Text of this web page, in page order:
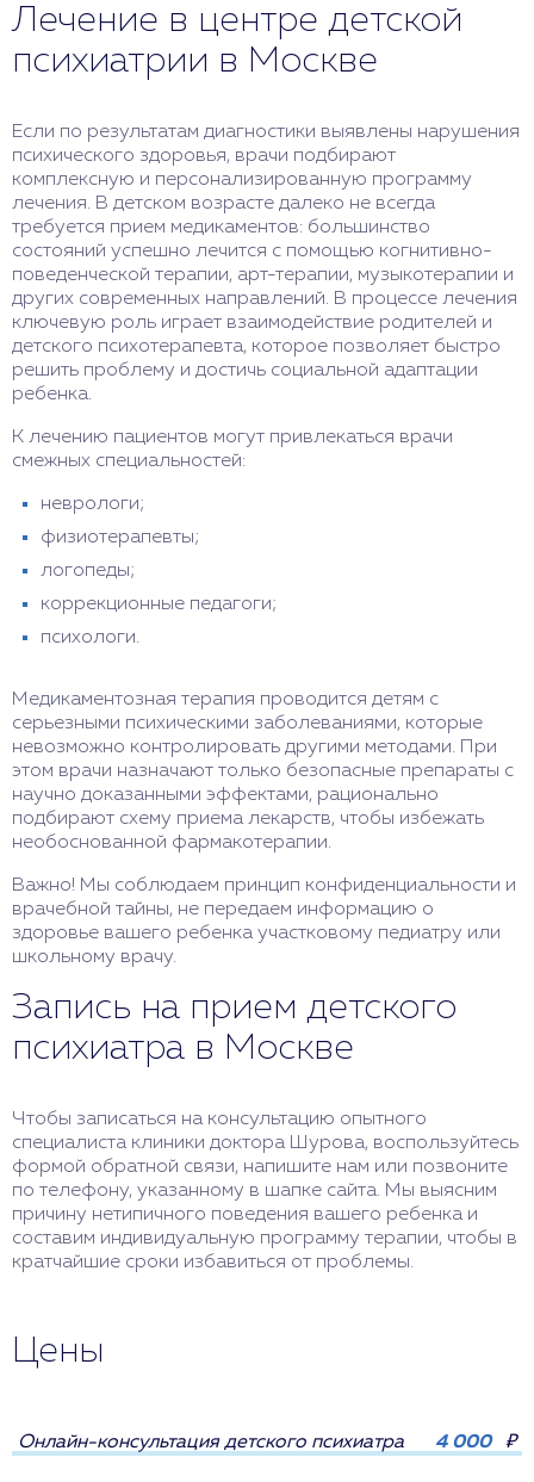
Лечение в центре детской
психиатрии в Москве
Если по результатам диагностики выявлены нарушения
психического здоровья, врачи подбирают
комплексную и персонализированную программу
лечения. В детском возрасте далеко не всегда
требуется прием медикаментов: большинство
состояний успешно лечится с помощью когнитивно-
поведенческой терапии, арт-терапии, музыкотерапии и
других современных направлений. В процессе лечения
ключевую роль играет взаимодействие родителей и
детского психотерапевта, которое позволяет быстро
решить проблему и достичь социальной адаптации
ребенка.
К лечению пациентов могут привлекаться врачи
смежных специальностей:
неврологи;
физиотерапевты;
логопеды;
коррекционные педагоги;
психологи.
Медикаментозная терапия проводится детям с
серьезными психическими заболеваниями, которые
невозможно контролировать другими методами. При
этом врачи назначают только безопасные препараты с
научно доказанными эффектами, рационально
подбирают схему приема лекарств, чтобы избежать
необоснованной фармакотерапии.
Важно! Мы соблюдаем принцип конфиденциальности и
врачебной тайны, не передаем информацию о
здоровье вашего ребенка участковому педиатру или
школьному врачу.
Запись на прием детского
психиатра в Москве
Чтобы записаться на консультацию опытного
специалиста клиники доктора Шурова, воспользуйтесь
формой обратной связи, напишите нам или позвоните
по телефону, указанному в шапке сайта. Мы выясним
причину нетипичного поведения вашего ребенка и
составим индивидуальную программу терапии, чтобы в
кратчайшие сроки избавиться от проблемы.
Цены
Онлайн-консультация детского психиатра 4 000 ₽